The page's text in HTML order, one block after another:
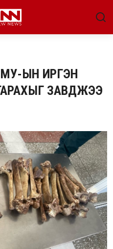
ЫН ИРГЭН
ЗАВДЖЭЭ